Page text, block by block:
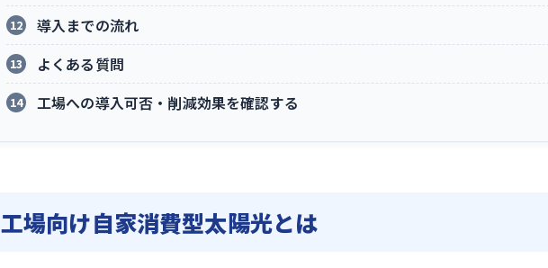
導入までの流れ
よくある質問
工場への導入可否・削減効果を確認する
工場向け自家消費型太陽光とは